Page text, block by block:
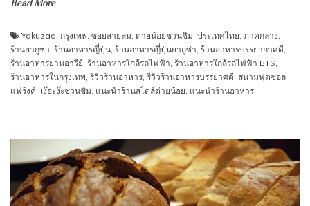
Read More
Yakuzaa, กรุงเทพ, ซอยสายลม, ต่ายน้อยชวนชิม, ประเทศไทย, ภาคกลาง,
ร้านยากูซ่า, ร้านอาหารญี่ปุ่น, ร้านอาหารญี่ปุ่นยากูซ่า, ร้านอาหารบรรยากาศดี,
ร้านอาหารย่านอารีย์, ร้านอาหารใกล้รถไฟฟ้า, ร้านอาหารใกล้รถไฟฟ้า BTS,
ร้านอาหารในกรุงเทพ,รีวิวร้านอาหาร,รีวิวร้านอาหารบรรยาศดี, สนามฟุตซอล
แฟร้งค์, เง๊อะง๊ะชวนชิม, แนะนำร้านสไตล์ต่ายน้อย, แนะนำร้านอาหาร